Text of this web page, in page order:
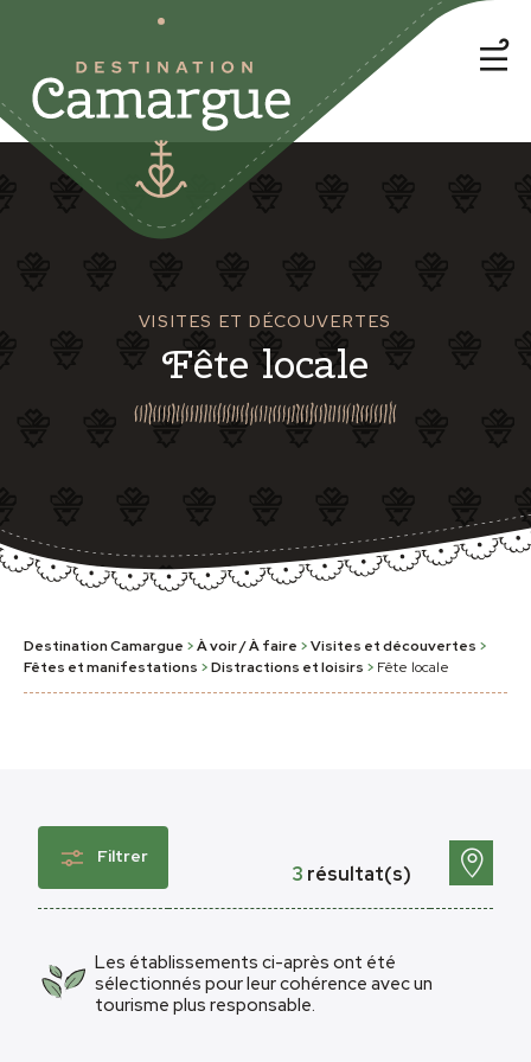
VISITES ET DÉCOUVERTES
Fête locale
Destination Camargue >À voir / À faire >Visites et découvertes >
Fêtes et manifestations >Distractions et loisirs > Fête locale
Filtrer
3 résultat(s)
Les établissements ci-après ont été
sélectionnés pour leur cohérence avec un
tourisme plus responsable.